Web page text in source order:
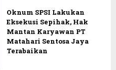
Oknum SPSI Lakukan
Eksekusi Sepihak, Hak
Mantan Karyawan PT
Matahari Sentosa Jaya
Terabaikan